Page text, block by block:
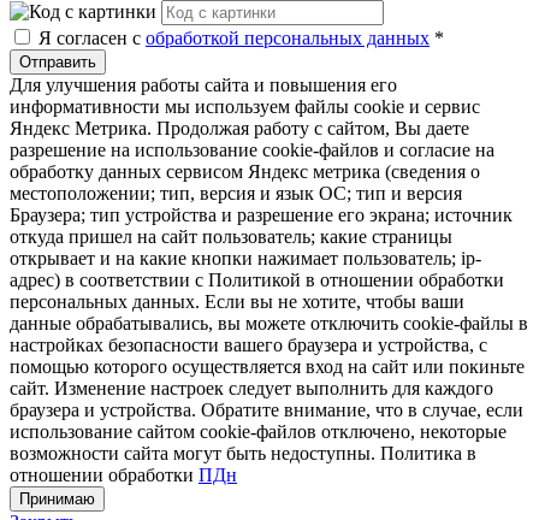
Я согласен с обработкой персональных данных *
Отправить
Для улучшения работы сайта и повышения его
информативности мы используем файлы cookie и сервис
Яндекс Метрика. Продолжая работу с сайтом, Вы даете
разрешение на использование cookie-файлов и согласие на
обработку данных сервисом Яндекс метрика (сведения о
местоположении; тип, версия и язык ОС; тип и версия
Браузера; тип устройства и разрешение его экрана; источник
откуда пришел на сайт пользователь; какие страницы
открывает и на какие кнопки нажимает пользователь; ip-
адрес) в соответствии с Политикой в отношении обработки
персональных данных. Если вы не хотите, чтобы ваши
данные обрабатывались, вы можете отключить cookie-файлы в
настройках безопасности вашего браузера и устройства, с
помощью которого осуществляется вход на сайт или покиньте
сайт. Изменение настроек следует выполнить для каждого
браузера и устройства. Обратите внимание, что в случае, если
использование сайтом cookie-файлов отключено, некоторые
возможности сайта могут быть недоступны. Политика в
отношении обработки ПДн
Принимаю